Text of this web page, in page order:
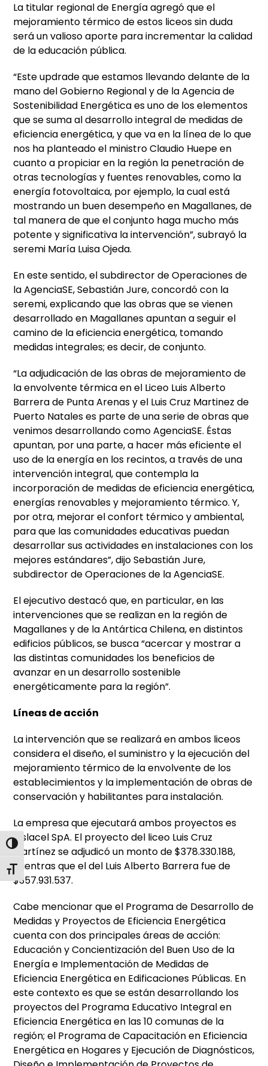
Alternar alto contraste
Alternar tamaño de letra
La titular regional de Energía agregó que el
mejoramiento térmico de estos liceos sin duda
será un valioso aporte para incrementar la calidad
de la educación pública.
“Este updrade que estamos llevando delante de la
mano del Gobierno Regional y de la Agencia de
Sostenibilidad Energética es uno de los elementos
que se suma al desarrollo integral de medidas de
eficiencia energética, y que va en la línea de lo que
nos ha planteado el ministro Claudio Huepe en
cuanto a propiciar en la región la penetración de
otras tecnologías y fuentes renovables, como la
energía fotovoltaica, por ejemplo, la cual está
mostrando un buen desempeño en Magallanes, de
tal manera de que el conjunto haga mucho más
potente y significativa la intervención”, subrayó la
seremi María Luisa Ojeda.
En este sentido, el subdirector de Operaciones de
la AgenciaSE, Sebastián Jure, concordó con la
seremi, explicando que las obras que se vienen
desarrollado en Magallanes apuntan a seguir el
camino de la eficiencia energética, tomando
medidas integrales; es decir, de conjunto.
“La adjudicación de las obras de mejoramiento de
la envolvente térmica en el Liceo Luis Alberto
Barrera de Punta Arenas y el Luis Cruz Martinez de
Puerto Natales es parte de una serie de obras que
venimos desarrollando como AgenciaSE. Éstas
apuntan, por una parte, a hacer más eficiente el
uso de la energía en los recintos, a través de una
intervención integral, que contempla la
incorporación de medidas de eficiencia energética,
energías renovables y mejoramiento térmico. Y,
por otra, mejorar el confort térmico y ambiental,
para que las comunidades educativas puedan
desarrollar sus actividades en instalaciones con los
mejores estándares”, dijo Sebastián Jure,
subdirector de Operaciones de la AgenciaSE.
El ejecutivo destacó que, en particular, en las
intervenciones que se realizan en la región de
Magallanes y de la Antártica Chilena, en distintos
edificios públicos, se busca “acercar y mostrar a
las distintas comunidades los beneficios de
avanzar en un desarrollo sostenible
energéticamente para la región”.
Líneas de acción
La intervención que se realizará en ambos liceos
considera el diseño, el suministro y la ejecución del
mejoramiento térmico de la envolvente de los
establecimientos y la implementación de obras de
conservación y habilitantes para instalación.
La empresa que ejecutará ambos proyectos es
Aislacel SpA. El proyecto del liceo Luis Cruz
Martínez se adjudicó un monto de $378.330.188,
mientras que el del Luis Alberto Barrera fue de
$357.931.537.
Cabe mencionar que el Programa de Desarrollo de
Medidas y Proyectos de Eficiencia Energética
cuenta con dos principales áreas de acción:
Educación y Concientización del Buen Uso de la
Energía e Implementación de Medidas de
Eficiencia Energética en Edificaciones Públicas. En
este contexto es que se están desarrollando los
proyectos del Programa Educativo Integral en
Eficiencia Energética en las 10 comunas de la
región; el Programa de Capacitación en Eficiencia
Energética en Hogares y Ejecución de Diagnósticos,